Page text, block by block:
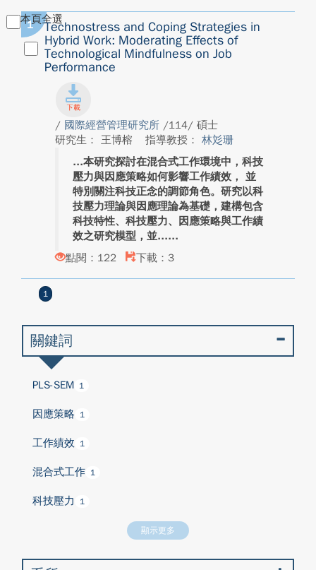
本頁全選
1
Technostress and Coping Strategies in
Hybrid Work: Moderating Effects of
Technological Mindfulness on Job
Performance
/ 國際經營管理研究所 /114/ 碩士
研究生： 王博榕
指導教授： 林彣珊
本研究探討在混合式工作環境中，科技
壓力與因應策略如何影響工作績效， 並
特別關注科技正念的調節角色。研究以科
技壓力理論與因應理論為基礎，建構包含
科技特性、科技壓力、因應策略與工作績
效之研究模型，並...
點閱：122
下載：3
1
關鍵詞
PLS-SEM 1
因應策略 1
工作績效 1
混合式工作 1
科技壓力 1
顯示更多